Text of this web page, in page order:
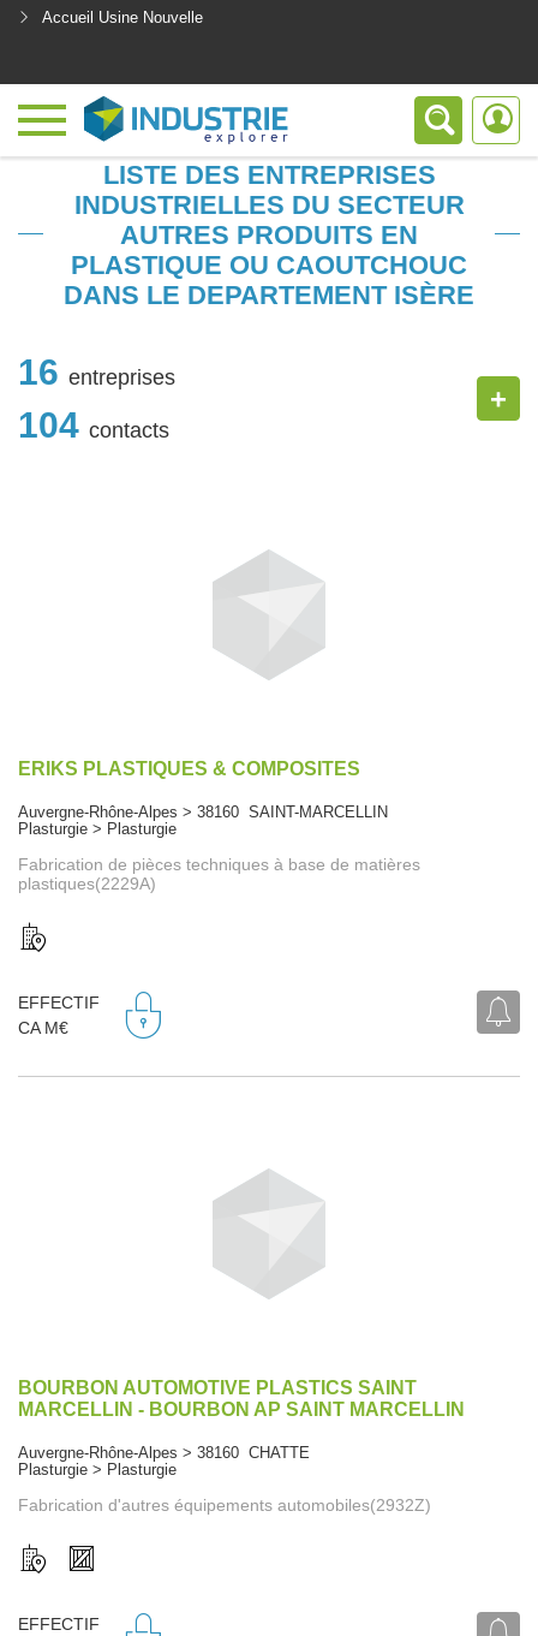
Accueil Usine Nouvelle
LISTE DES ENTREPRISES
INDUSTRIELLES DU SECTEUR
AUTRES PRODUITS EN
PLASTIQUE OU CAOUTCHOUC
DANS LE DEPARTEMENT ISÈRE
16 entreprises
104 contacts
+
ERIKS PLASTIQUES & COMPOSITES
Auvergne-Rhône-Alpes > 38160 SAINT-MARCELLIN
Plasturgie > Plasturgie
Fabrication de pièces techniques à base de matières
plastiques(2229A)
EFFECTIF
CA M€
BOURBON AUTOMOTIVE PLASTICS SAINT
MARCELLIN - BOURBON AP SAINT MARCELLIN
Auvergne-Rhône-Alpes > 38160 CHATTE
Plasturgie > Plasturgie
Fabrication d'autres équipements automobiles(2932Z)
EFFECTIF